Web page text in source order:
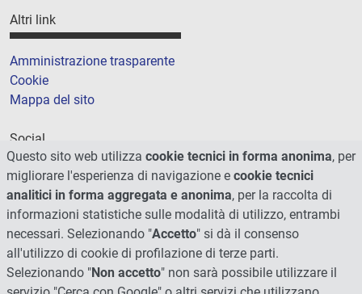
Altri link
Amministrazione trasparente
Cookie
Mappa del sito
Social
Questo sito web utilizza cookie tecnici in forma anonima, per
migliorare l'esperienza di navigazione e cookie tecnici
analitici in forma aggregata e anonima, per la raccolta di
informazioni statistiche sulle modalità di utilizzo, entrambi
necessari. Selezionando "Accetto" si dà il consenso
all'utilizzo di cookie di profilazione di terze parti.
Selezionando "Non accetto" non sarà possibile utilizzare il